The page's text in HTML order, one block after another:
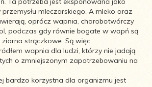
mleczarskiego. A mleko oraz
oprócz wapnia, chorobotwórczy
podczas gdy równie bogate w wapń są
strączkowe. Są więc
wapnia dla ludzi, którzy nie jadają
o zmniejszonym zapotrzebowaniu na
bardzo korzystna dla organizmu jest